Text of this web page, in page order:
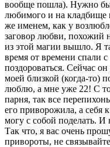
вообще пошла). Нужно
любимого и на кладбище
же именем, как у
заговор любви, похожий
из этой магии вышло. Я
время от времени спали
поздороваться. Сейчас
моей близкой (когда-то)
люблю, а мне уже 22! С
парня, так все
его приворожила, а себя
могу с собой поделать. И
Так что, я вас очень
привороты, не